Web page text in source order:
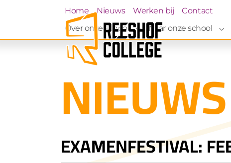
Skip to main navigation
Skip to main content
Skip to page footer
Home Nieuws(current)
Werken bij
Contact
Over onze school
Submenu for "Over
Naar onze school
NIEUWS
EXAMENFESTIVAL: